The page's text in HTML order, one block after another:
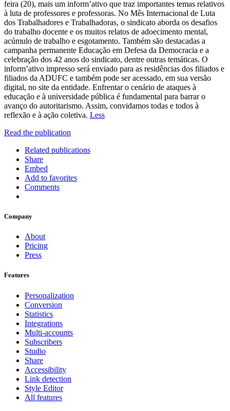
feira (20), mais um inform’ativo que traz importantes temas relativos
à luta de professores e professoras. No Mês Internacional de Luta
dos Trabalhadores e Trabalhadoras, o sindicato aborda os desafios
do trabalho docente e os muitos relatos de adoecimento mental,
acúmulo de trabalho e esgotamento. Também são destacadas a
campanha permanente Educação em Defesa da Democracia e a
celebração dos 42 anos do sindicato, dentre outras temáticas. O
inform’ativo impresso será enviado para as residências dos filiados e
filiados da ADUFC e também pode ser acessado, em sua versão
digital, no site da entidade. Enfrentar o cenário de ataques à
educação e à universidade pública é fundamental para barrar o
avanço do autoritarismo. Assim, convidamos todas e todos à
reflexão e à ação coletiva. Less
Read the publication
Related publications
Share
Embed
Add to favorites
Comments
Company
About
Pricing
Press
Features
Personalization
Conversion
Statistics
Integrations
Multi-accounts
Subscribers
Studio
Share
Accessibility
Link detection
Style Editor
All features